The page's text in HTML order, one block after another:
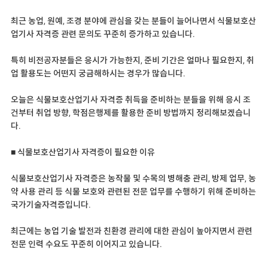
최근 농업, 원예, 조경 분야에 관심을 갖는 분들이 늘어나면서 식물보호산
업기사 자격증 관련 문의도 꾸준히 증가하고 있습니다.
특히 비전공자분들은 응시가 가능한지, 준비 기간은 얼마나 필요한지, 취
업 활용도는 어떤지 궁금해하시는 경우가 많습니다.
오늘은 식물보호산업기사 자격증 취득을 준비하는 분들을 위해 응시 조
건부터 취업 방향, 학점은행제를 활용한 준비 방법까지 정리해보겠습니
다.
■ 식물보호산업기사 자격증이 필요한 이유
식물보호산업기사 자격증은 농작물 및 수목의 병해충 관리, 방제 업무, 농
약 사용 관리 등 식물 보호와 관련된 전문 업무를 수행하기 위해 준비하는
국가기술자격증입니다.
최근에는 농업 기술 발전과 친환경 관리에 대한 관심이 높아지면서 관련
전문 인력 수요도 꾸준히 이어지고 있습니다.